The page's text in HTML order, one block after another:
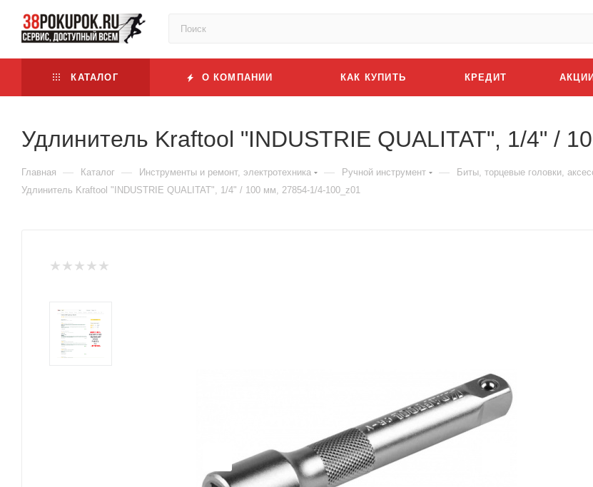
КАТАЛОГ О КОМПАНИИ КАК КУПИТЬ КРЕДИТ АКЦИИ
Удлинитель Kraftool "INDUSTRIE QUALITAT", 1/4" /
Главная — Каталог — Инструменты и ремонт, электротехника — Ручной инструмент — Биты, торцевые головки,
Удлинитель Kraftool "INDUSTRIE QUALITAT", 1/4" / 100 мм, 27854-1/4-100_z01